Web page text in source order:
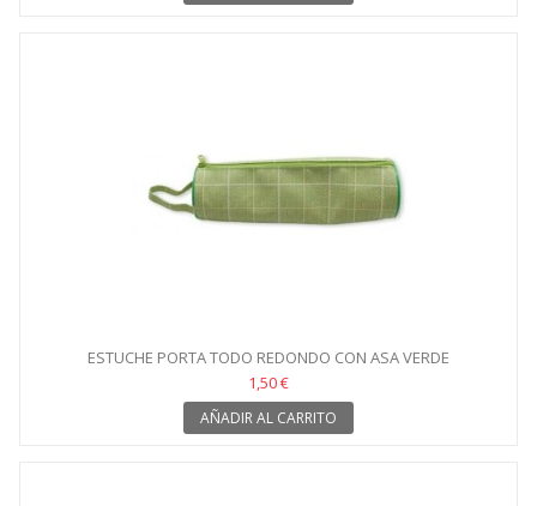
ESTUCHE PORTA TODO REDONDO CON ASA VERDE
1,50 €
AÑADIR AL CARRITO